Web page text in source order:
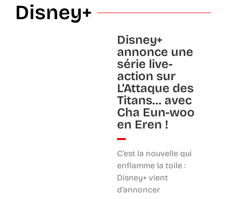
Disney+
Disney+
annonce une
série live-
action sur
L’Attaque des
Titans… avec
Cha Eun-woo
en Eren !
C’est la nouvelle qui
enflamme la toile :
Disney+ vient
d’annoncer